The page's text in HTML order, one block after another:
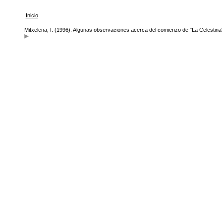
Inicio
Mitxelena, I. (1996). Algunas observaciones acerca del comienzo de "La